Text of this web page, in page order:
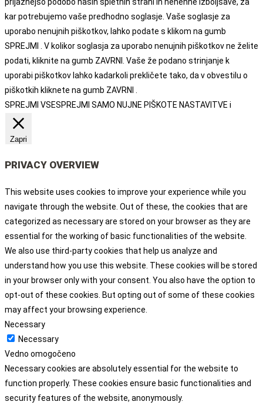
kar potrebujemo vaše predhodno soglasje. Vaše soglasje za
uporabo nenujnih piškotkov, lahko podate s klikom na gumb
SPREJMI . V kolikor soglasja za uporabo nenujnih piškotkov ne želite
podati, kliknite na gumb ZAVRNI. Vaše že podano strinjanje k
uporabi piškotkov lahko kadarkoli prekličete tako, da v obvestilu o
piškotkih kliknete na gumb ZAVRNI .
SPREJMI VSESPREJMI SAMO NUJNE PIŠKOTE NASTAVITVE i
Zapri
PRIVACY OVERVIEW
This website uses cookies to improve your experience while you
navigate through the website. Out of these, the cookies that are
categorized as necessary are stored on your browser as they are
essential for the working of basic functionalities of the website.
We also use third-party cookies that help us analyze and
understand how you use this website. These cookies will be stored
in your browser only with your consent. You also have the option to
opt-out of these cookies. But opting out of some of these cookies
may affect your browsing experience.
Necessary
Necessary
Vedno omogočeno
Necessary cookies are absolutely essential for the website to
function properly. These cookies ensure basic functionalities and
security features of the website, anonymously.